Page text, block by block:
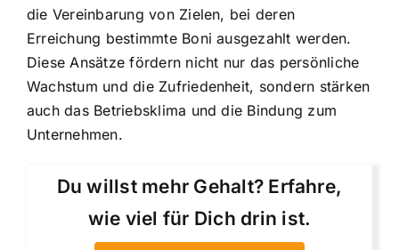
die Vereinbarung von Zielen, bei deren
Erreichung bestimmte Boni ausgezahlt werden.
Diese Ansätze fördern nicht nur das persönliche
Wachstum und die Zufriedenheit, sondern stärken
auch das Betriebsklima und die Bindung zum
Unternehmen.
Du willst mehr Gehalt? Erfahre,
wie viel für Dich drin ist.